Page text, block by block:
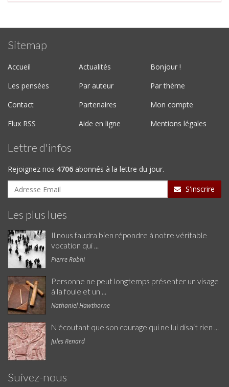
Sitemap
Accueil Actualités
Bonjour !
Les pensées
Par auteur
Par thème
Contact
Partenaires
Mon compte
Flux RSS
Aide en ligne Mentions légales
Lettre d'infos
Rejoignez nos 4706 abonnés à la lettre du jour.
S'inscrire
Les plus lues
Il nous faudra bien répondre à notre véritable
vocation qui ...
Pierre Rabhi
Personne ne peut longtemps présenter un visage
à la foule et un ...
Nathaniel Hawthorne
N'écoutant que son courage qui ne lui disait rien ...
Jules Renard
Suivez-nous